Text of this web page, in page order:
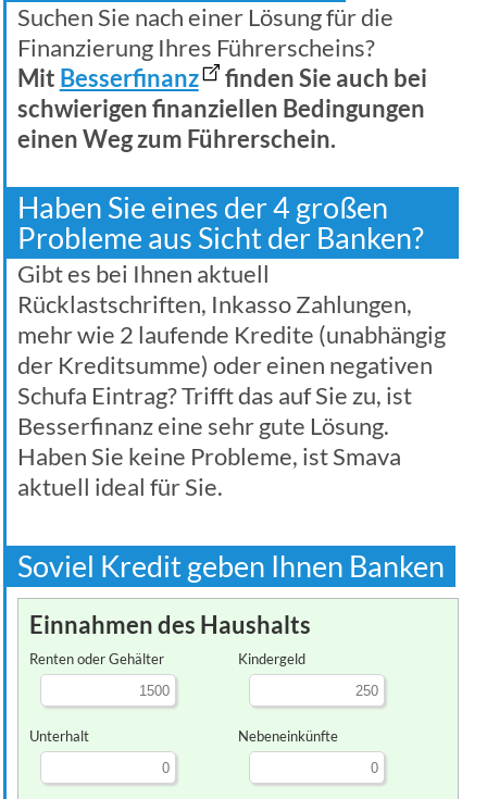
Suchen Sie nach einer Lösung für die
Finanzierung Ihres Führerscheins?
Mit Besserfinanz
finden Sie auch bei
schwierigen finanziellen Bedingungen
einen Weg zum Führerschein.
Haben Sie eines der 4 großen
Probleme aus Sicht der Banken?
Gibt es bei Ihnen aktuell
Rücklastschriften, Inkasso Zahlungen,
mehr wie 2 laufende Kredite (unabhängig
der Kreditsumme) oder einen negativen
Schufa Eintrag? Trifft das auf Sie zu, ist
Besserfinanz eine sehr gute Lösung.
Haben Sie keine Probleme, ist Smava
aktuell ideal für Sie.
Soviel Kredit geben Ihnen Banken
Einnahmen des Haushalts
Renten oder Gehälter Kindergeld
Unterhalt Nebeneinkünfte